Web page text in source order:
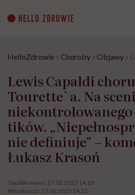
content
HelloZdrowie › Choroby › Objawy ›
Lewis Capaldi
Tourette`a. Na
tików.
nie definiuje” –
Łukasz Krasoń
Opublikowano: 27.02.2023 14:10
Aktualizacja: 27.02.2023 14:22